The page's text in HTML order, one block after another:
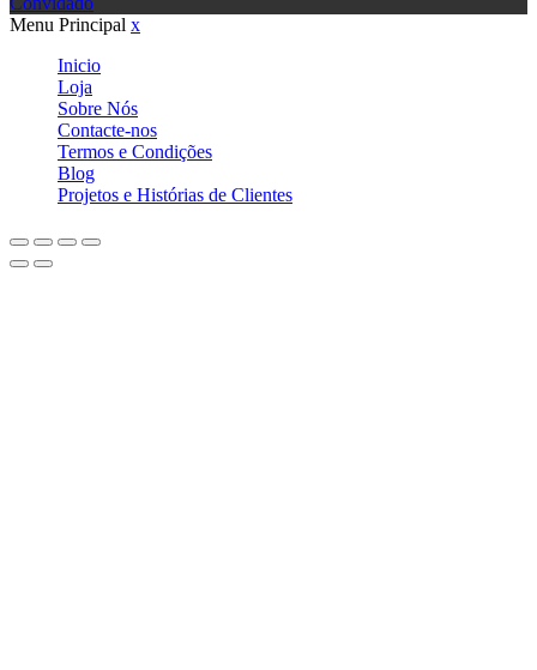
Menu Principal x
Inicio
Loja
Sobre Nós
Contacte-nos
Termos e Condições
Blog
Projetos e Histórias de Clientes